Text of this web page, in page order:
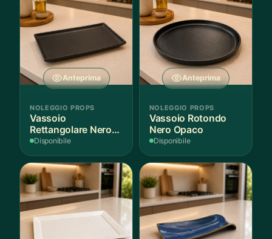
Anteprima
NOLEGGIO PROPS
Vassoio
Rettangolare Nero
Opaco
Disponibile
Anteprima
NOLEGGIO PROPS
Vassoio Rotondo
Nero Opaco
Disponibile